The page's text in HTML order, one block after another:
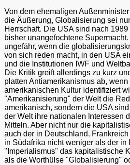
Von dem ehemaligen
die Äußerung, Globalisierung sei
Herrschaft. Die USA sind nach
bisher unangefochtene
ungefähr, wenn die
von sich reden macht, in den USA
und die Institutionen IWF und
Die Kritik greift allerdings zu kurz
platten Antiamerikanismus ab,
amerikanischen Kultur identifiziert
"Amerikanisierung" der Welt die
amerikanisch, sondern die USA
der Welt ihre nationalen Interessen
Mitteln. Aber nicht nur die
auch der in Deutschland,
in Südafrika nicht weniger als der
"Imperialismus" das kapitalistische
als die Worthülse "Globalisierung"